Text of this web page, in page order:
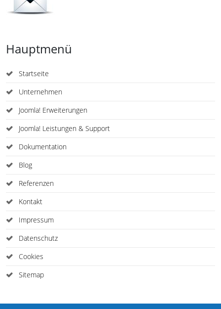
Hauptmenü
Startseite
Unternehmen
Joomla! Erweiterungen
Joomla! Leistungen & Support
Dokumentation
Blog
Referenzen
Kontakt
Impressum
Datenschutz
Cookies
Sitemap